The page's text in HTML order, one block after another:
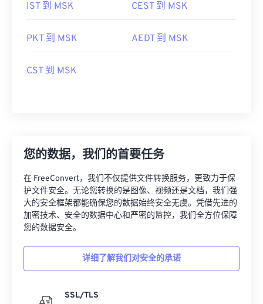
IST 到 MSK CEST 到 MSK
PKT 到 MSK AEDT 到 MSK
CST 到 MSK
您的数据，我们的首要任务
在 FreeConvert，我们不仅提供文件转换服务，更致力于保
护文件安全。无论您转换的是图像、视频还是文档，我们强
大的安全框架都能确保您的数据始终安全无虞。凭借先进的
加密技术、安全的数据中心和严密的监控，我们全方位保障
您的数据安全。
详细了解我们对安全的承诺
SSL/TLS